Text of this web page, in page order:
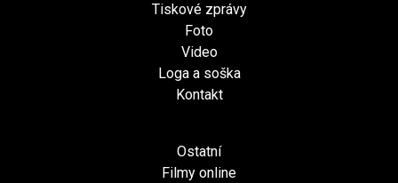
Tiskové zprávy
Foto
Video
Loga a soška
Kontakt
Ostatní
Filmy online